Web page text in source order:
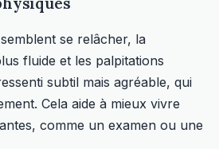
se relâcher, la
fluide et les palpitations
subtil mais agréable, qui
Cela aide à mieux vivre
comme un examen ou une